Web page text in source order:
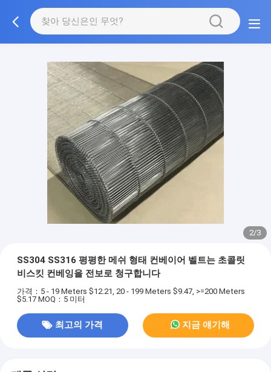
3/3
SS304 SS316 평평한 메쉬 형태 컨베이어 벨트는 초콜릿
비스킷 컨베잉을 전보로 청구합니다
가격：5 - 19 Meters $12.21, 20 - 199 Meters $9.47, >=200 Meters
$5.17 MOQ：5 미터
최고의 가격 지금 얘기해